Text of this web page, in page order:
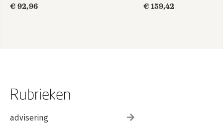
€ 92,96
€ 159,42
Rubrieken
advisering